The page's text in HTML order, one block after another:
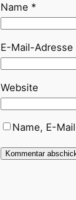
Name *
E-Mail-Adresse
Website
Name, E-